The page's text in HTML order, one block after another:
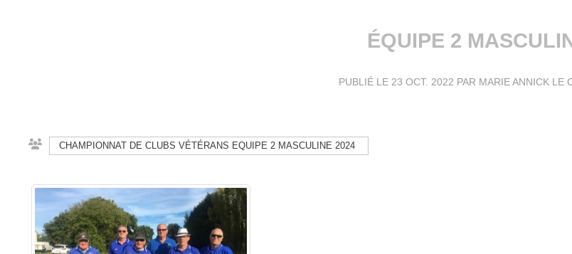
ÉQUIPE 2
PUBLIÉ LE 23 OCT. 2022 PAR MARIE ANNICK LE
CHAMPIONNAT DE CLUBS VÉTÉRANS EQUIPE 2 MASCULINE 2024